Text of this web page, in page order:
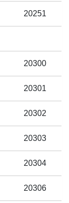
20251
20300
20301
20302
20303
20304
20306